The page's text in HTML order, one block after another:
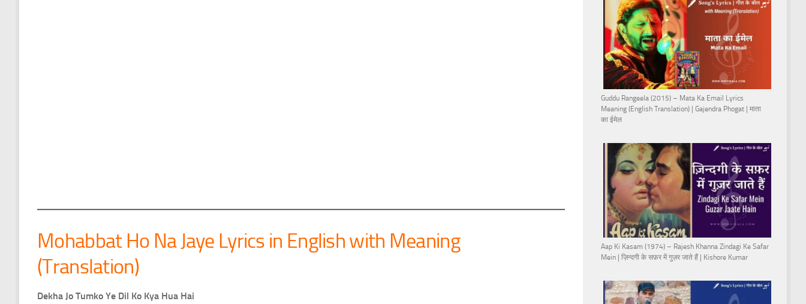
Mohabbat Ho Na Jaye Lyrics in English with Meaning
(Translation)
Dekha Jo Tumko Ye Dil Ko Kya Hua Hai
Guddu Rangeela (2015) – Mata Ka Email Lyrics
Meaning (English Translation) | Gajendra Phogat | माता
का ईमेल
Aap Ki Kasam (1974) – Rajesh Khanna Zindagi Ke Safar
Mein | ज़िन्दगी के सफ़र में गुज़र जाते हैं | Kishore Kumar